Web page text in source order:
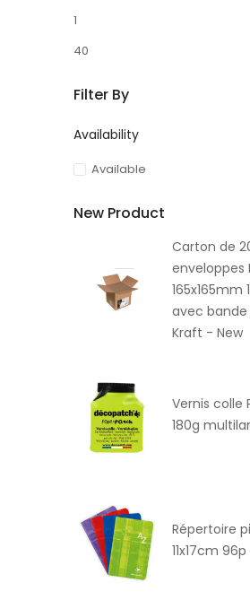
1
40
Filter By
Availability
Available
New Product
Carton de
enveloppes
165x165mm
avec
Kraft - New
Vernis colle
180g
Répertoire
11x17cm